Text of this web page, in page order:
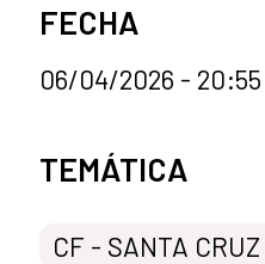
FECHA
06/04/2026 - 20:55
Categorías de la noticia
TEMÁTICA
CF - SANTA